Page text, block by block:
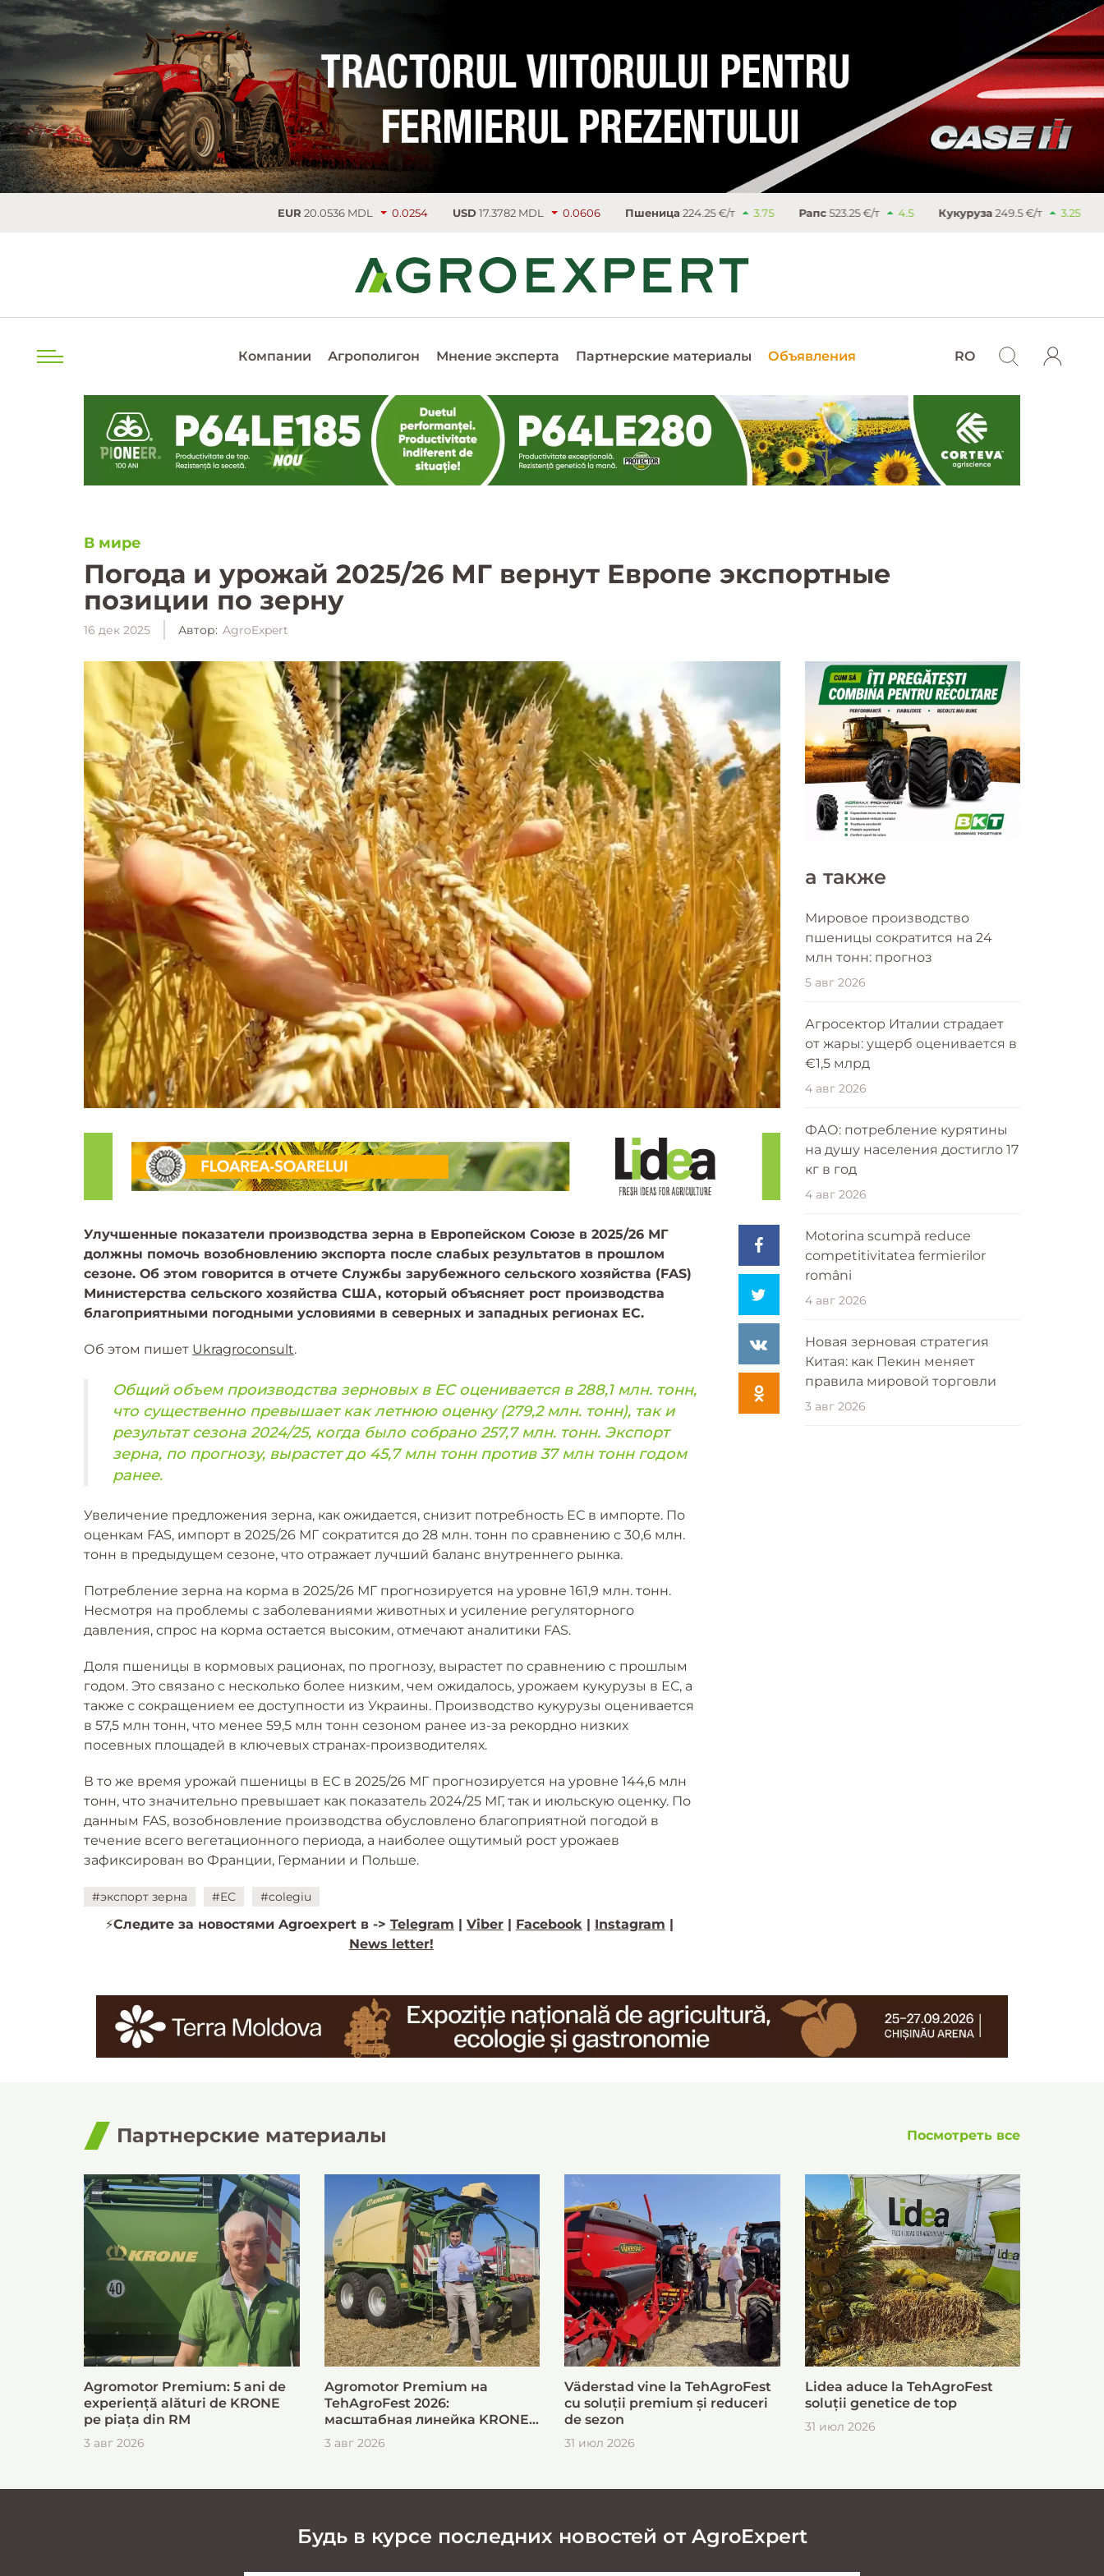
20.0536 MDL 0.0254 USD 17.3782 MDL 0.0606 Пшеница224.25 €/т 3.75 Рапс 523.25 €/т 4.5 Кукуруза249.5 €/т 3.25 Сахар477.9 €/т
Компании Агрополигон Мнение эксперта Партнерские материалы Объявления RO
В мире
Погода и урожай 2025/26 МГ вернут Европе экспортные
позиции по зерну
16 дек 2025 Автор: AgroExpert
Улучшенные показатели производства зерна в Европейском Союзе в 2025/26 МГ
должны помочь возобновлению экспорта после слабых результатов в прошлом
сезоне. Об этом говорится в отчете Службы зарубежного сельского хозяйства (FAS)
Министерства сельского хозяйства США, который объясняет рост производства
благоприятными погодными условиями в северных и западных регионах ЕС.
Об этом пишет Ukragroconsult.
Общий объем производства зерновых в ЕС оценивается в 288,1 млн. тонн,
что существенно превышает как летнюю оценку (279,2 млн. тонн), так и
результат сезона 2024/25, когда было собрано 257,7 млн. тонн. Экспорт
зерна, по прогнозу, вырастет до 45,7 млн ​​тонн против 37 млн ​​тонн годом
ранее.
Увеличение предложения зерна, как ожидается, снизит потребность ЕС в импорте. По
оценкам FAS, импорт в 2025/26 МГ сократится до 28 млн. тонн по сравнению с 30,6 млн.
тонн в предыдущем сезоне, что отражает лучший баланс внутреннего рынка.
Потребление зерна на корма в 2025/26 МГ прогнозируется на уровне 161,9 млн. тонн.
Несмотря на проблемы с заболеваниями животных и усиление регуляторного
давления, спрос на корма остается высоким, отмечают аналитики FAS.
Доля пшеницы в кормовых рационах, по прогнозу, вырастет по сравнению с прошлым
годом. Это связано с несколько более низким, чем ожидалось, урожаем кукурузы в ЕС, а
также с сокращением ее доступности из Украины. Производство кукурузы оценивается
в 57,5 ​​млн тонн, что менее 59,5 млн тонн сезоном ранее из-за рекордно низких
посевных площадей в ключевых странах-производителях.
В то же время урожай пшеницы в ЕС в 2025/26 МГ прогнозируется на уровне 144,6 млн
тонн, что значительно превышает как показатель 2024/25 МГ, так и июльскую оценку. По
данным FAS, возобновление производства обусловлено благоприятной погодой в
течение всего вегетационного периода, а наиболее ощутимый рост урожаев
зафиксирован во Франции, Германии и Польше.
#экспорт зерна #ЕС #colegiu
⚡️Следите за новостями Agroexpert в -> Telegram | Viber| Facebook | Instagram |
News letter!
a также
Мировое производство
пшеницы сократится на 24
млн тонн: прогноз
5 авг 2026
Агросектор Италии страдает
от жары: ущерб оценивается в
€1,5 млрд
4 авг 2026
ФАО: потребление курятины
на душу населения достигло 17
кг в год
4 авг 2026
Motorina scumpă reduce
competitivitatea fermierilor
români
4 авг 2026
Новая зерновая стратегия
Китая: как Пекин меняет
правила мировой торговли
3 авг 2026
Партнерские материалы Посмотреть все
Agromotor Premium: 5 ani de
experiență alături de KRONE
pe piața din RM
3 авг 2026
Agromotor Premium на
TehAgroFest 2026:
масштабная линейка KRONE
для быстрой и эффективной
заготовки кормов
3 авг 2026
Väderstad vine la TehAgroFest
cu soluții premium și reduceri
de sezon
31 июл 2026
Lidea aduce la TehAgroFest
soluții genetice de top
31 июл 2026
Будь в курсе последних новостей от AgroExpert